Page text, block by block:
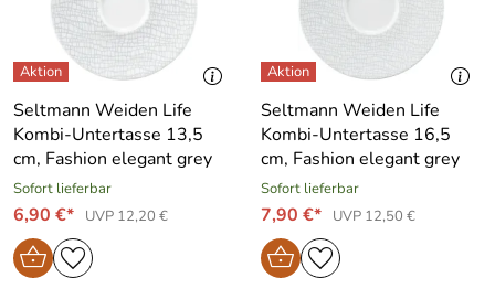
Seltmann Weiden Life
Kombi-Untertasse 13,5
cm, Fashion elegant grey
Sofort lieferbar
6,90 €* UVP 12,20 €
Seltmann Weiden Life
Kombi-Untertasse 16,5
cm, Fashion elegant grey
Sofort lieferbar
7,90 €* UVP 12,50 €